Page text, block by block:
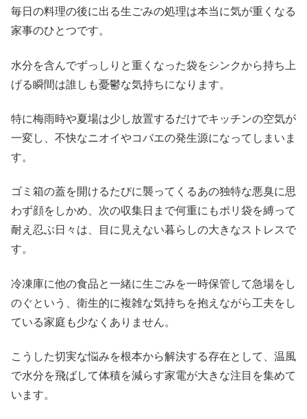
毎日の料理の後に出る生ごみの処理は本当に気が重くなる
家事のひとつです。
水分を含んでずっしりと重くなった袋をシンクから持ち上
げる瞬間は誰しも憂鬱な気持ちになります。
特に梅雨時や夏場は少し放置するだけでキッチンの空気が
一変し、不快なニオイやコバエの発生源になってしまいま
す。
ゴミ箱の蓋を開けるたびに襲ってくるあの独特な悪臭に思
わず顔をしかめ、次の収集日まで何重にもポリ袋を縛って
耐え忍ぶ日々は、目に見えない暮らしの大きなストレスで
す。
冷凍庫に他の食品と一緒に生ごみを一時保管して急場をし
のぐという、衛生的に複雑な気持ちを抱えながら工夫をし
ている家庭も少なくありません。
こうした切実な悩みを根本から解決する存在として、温風
で水分を飛ばして体積を減らす家電が大きな注目を集めて
います。